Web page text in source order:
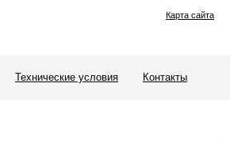
Карта сайта
Технические условия
Контакты